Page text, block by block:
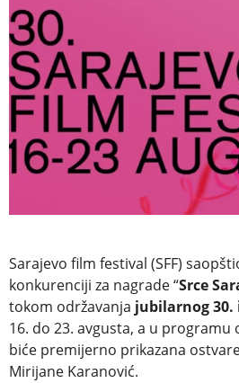
Sarajevo film festival (SFF)
konkurenciji za nagrade “Srce
tokom održavanja jubilarnog
16. do 23. avgusta, a u
biće premijerno prikazana
Mirijane Karanović.